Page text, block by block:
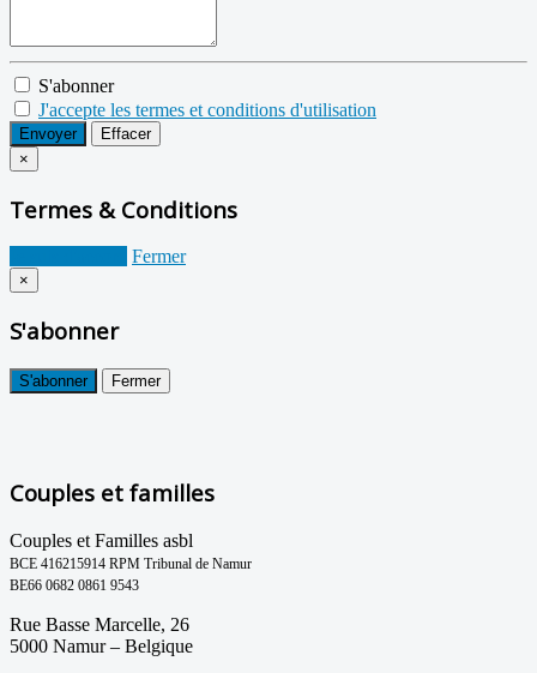
S'abonner
J'accepte les termes et conditions d'utilisation
Envoyer
Effacer
×
Termes & Conditions
Fermer
×
S'abonner
S'abonner Fermer
Couples et familles
Couples et Familles asbl
BCE 416215914 RPM Tribunal de Namur
BE66 0682 0861 9543
Rue Basse Marcelle, 26
5000 Namur – Belgique